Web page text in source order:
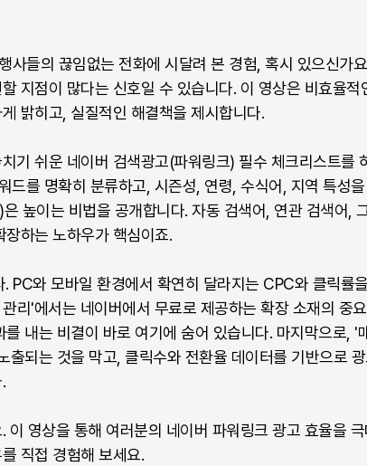
사들의 끊임없는 전화에 시달려 본 경험, 혹시 있으신가
지점이 많다는 신호일 수 있습니다. 이 영상은 비효율
밝히고, 실질적인 해결책을 제시합니다.
기 쉬운 네이버 검색광고(파워링크) 필수 체크리스트를
드를 명확히 분류하고, 시즌성, 연령, 수식어, 지역 특성
높이는 비법을 공개합니다. 자동 검색어, 연관 검색어,
하는 노하우가 핵심이죠.
PC와 모바일 환경에서 확연히 달라지는 CPC와 클릭률
리'에서는 네이버에서 무료로 제공하는 확장 소재의 중
내는 비결이 바로 여기에 숨어 있습니다. 마지막으로, '
출되는 것을 막고, 클릭수와 전환율 데이터를 기반으로
이 영상을 통해 여러분의 네이버 파워링크 광고 효율을
직접 경험해 보세요.